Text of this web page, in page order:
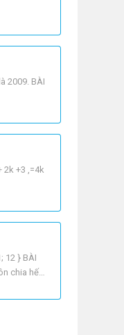
2009. BÀI
2k +3 ,=4k
12 } BÀI
chia hết